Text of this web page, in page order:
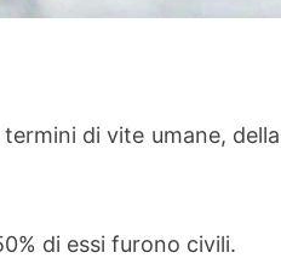
di vite umane, della
di essi furono civili.